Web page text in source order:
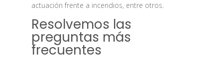
actuación frente a incendios, entre otros.
Resolvemos las
preguntas más
frecuentes